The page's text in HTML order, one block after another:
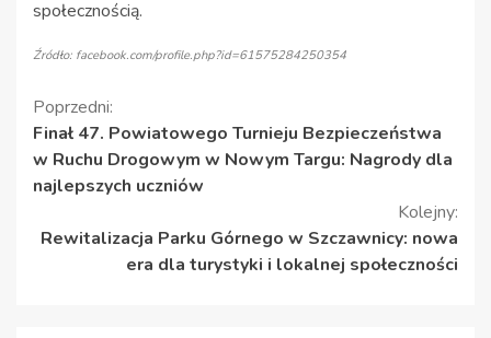
społecznością.
Źródło: facebook.com/profile.php?id=61575284250354
Kontynuuj
czytanie
Poprzedni:
Finał 47. Powiatowego Turnieju Bezpieczeństwa
w Ruchu Drogowym w Nowym Targu: Nagrody dla
najlepszych uczniów
Kolejny:
Rewitalizacja Parku Górnego w Szczawnicy: nowa
era dla turystyki i lokalnej społeczności